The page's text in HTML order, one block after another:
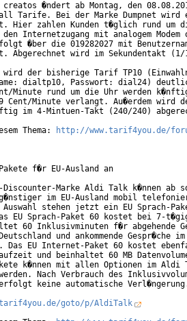
�ndert ab Montag, den
Tarife. Bei der Marke Dumpnet wird
Hier zahlen Kunden t�glich rund um
Internetzugang mit analogem Modem
�ber die 019282027 mit
Abgerechnet wird im Sekundentakt
der bisherige Tarif TP10
dialtp10, Passwort: dial24)
Minute rund um die Uhr werden
Cent/Minute verlangt. Au�erdem wird
im 4-Mintuen-Takt (240/240)
Thema:
http://www.tarif4you.de/
f�r EU-Ausland an
Discounter-Marke Aldi Talk k�nnen ab
im EU-Ausland mobil
stehen jetzt ein EU Sprach-
EU Sprach-Paket 60 kostet bei 7-
60 Inklusivminuten f�r abgehende
und ankommende Gespr�che im
Das EU Internet-Paket 60 kostet
und beinhaltet 60 MB
k�nnen mit allen Optionen im
Nach Verbrauch des
keine automatische
goto/p/AldiTalk